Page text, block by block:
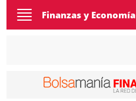
Toggle
navigation
Finanzas y Economía